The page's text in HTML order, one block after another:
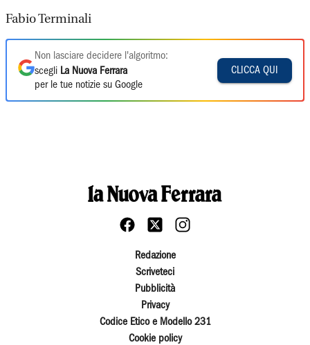
Fabio Terminali
Non lasciare decidere l'algoritmo:
scegli La Nuova Ferrara
per le tue notizie su Google
CLICCA QUI
Redazione
Scriveteci
Pubblicità
Privacy
Codice Etico e Modello 231
Cookie policy